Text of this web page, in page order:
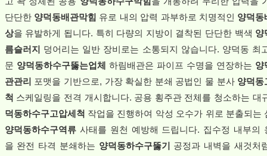
단단한 양덕동배관막힘 유로 내의 압력 과부하로 치명적인 양덕동
상을 유발하게 됩니다. 특히 다량의 지방이 결착된 단단한 백색 양
름슬러지
덩어리는 일반 장비로는 소통되지 않습니다. 양덕동 최
문 양덕동하수구뚫는업체 하림배관은 파이프 수명을 연장하는 양
관관리
포맷을 기반으로, 가장 확실한 분쇄 공법인 물 분사 양덕동
척 스케일링을 전격 개시합니다. 공용 횡주관 전체를 청소하는 대
덕동하수구고압세척 작업을 진행하여 악성 오수가 위로 분출되는
양덕동하수구역류사태를 원천 예방해 드립니다. 집수정 내부의
을 완전 타격 분쇄하는 양덕동하수구뚫기
공정과 내벽을 새것처